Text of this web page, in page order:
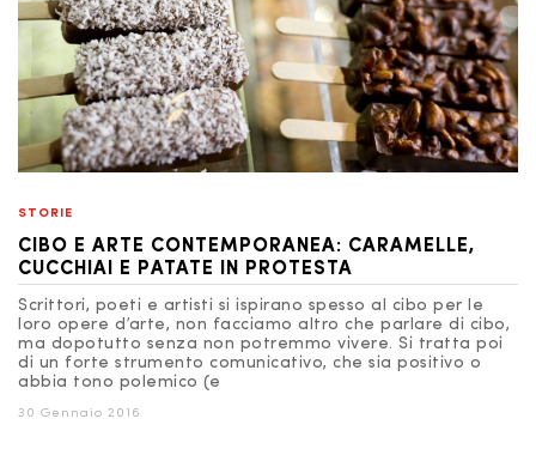
STORIE
CIBO E ARTE CONTEMPORANEA: CARAMELLE,
CUCCHIAI E PATATE IN PROTESTA
Scrittori, poeti e artisti si ispirano spesso al cibo per le
loro opere d’arte, non facciamo altro che parlare di cibo,
ma dopotutto senza non potremmo vivere. Si tratta poi
di un forte strumento comunicativo, che sia positivo o
abbia tono polemico (e
30 Gennaio 2016